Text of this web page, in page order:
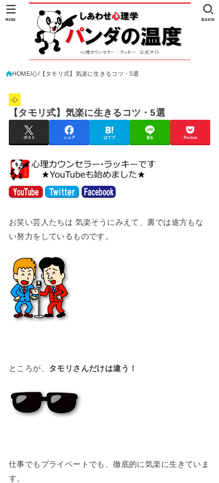
SEARCH
MENU
HOME 心 【タモリ式】気楽に生きるコツ・5選
心
【タモリ式】気楽に生きるコツ・5選
ポスト シェア はてブ 送る Pocket
お笑い芸人たちは 気楽そうにみえて、裏では途方もな
い努力をしているものです。
ところが、 タモリさんだけは違う！
仕事でもプライベートでも、徹底的に気楽に生きていま
す。